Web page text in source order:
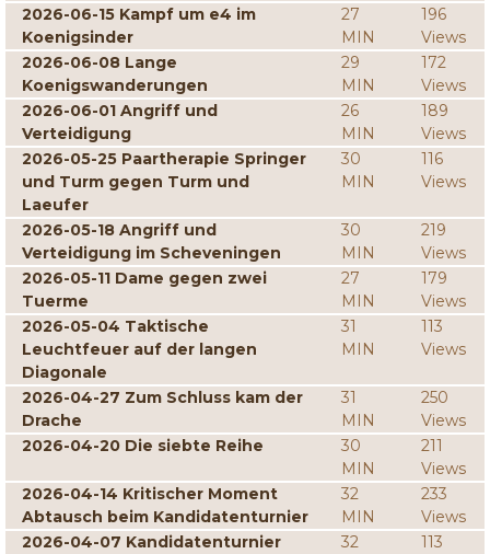
2026-06-15 Kampf um e4 im
Koenigsinder
27
MIN
196
Views
2026-06-08 Lange
Koenigswanderungen
29
MIN
172
Views
2026-06-01 Angriff und
Verteidigung
26
MIN
189
Views
2026-05-25 Paartherapie Springer
und Turm gegen Turm und
Laeufer
30
MIN
116
Views
2026-05-18 Angriff und
Verteidigung im Scheveningen
30
MIN
219
Views
2026-05-11 Dame gegen zwei
Tuerme
27
MIN
179
Views
2026-05-04 Taktische
Leuchtfeuer auf der langen
Diagonale
31
MIN
113
Views
2026-04-27 Zum Schluss kam der
Drache
31
MIN
250
Views
2026-04-20 Die siebte Reihe
30
MIN
211
Views
2026-04-14 Kritischer Moment
Abtausch beim Kandidatenturnier
32
MIN
233
Views
2026-04-07 Kandidatenturnier
32
113